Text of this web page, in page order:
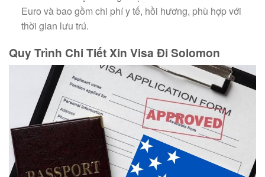
Euro và bao gồm chi phí y tế, hồi hương, phù hợp với
thời gian lưu trú.
Quy Trình Chi Tiết Xin Visa Đi Solomon